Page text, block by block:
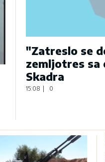
"Zatreslo se
zemljotres sa
Skadra
15:08 0